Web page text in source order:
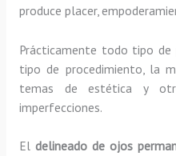
produce placer,
Prácticamente todo tipo de
tipo de procedimiento, la
temas de estética y
imperfecciones.
El delineado de ojos